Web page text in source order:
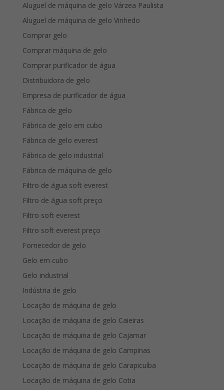
Aluguel de máquina de gelo Várzea Paulista
Aluguel de máquina de gelo Vinhedo
Comprar gelo
Comprar máquina de gelo
Comprar purificador de água
Distribuidora de gelo
Empresa de purificador de água
Fábrica de gelo
Fábrica de gelo em cubo
Fábrica de gelo everest
Fábrica de gelo industrial
Fábrica de máquina de gelo
Filtro de água soft everest
Filtro de água soft preço
Filtro soft everest
Filtro soft everest preço
Fornecedor de gelo
Gelo em cubo
Gelo industrial
Indústria de gelo
Locação de máquina de gelo
Locação de máquina de gelo Caieiras
Locação de máquina de gelo Cajamar
Locação de máquina de gelo Campinas
Locação de máquina de gelo Carapicuíba
Locação de máquina de gelo Cotia